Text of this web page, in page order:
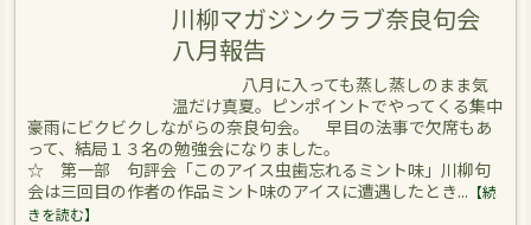
川柳マガジンクラブ奈良句会
八月報告
八月に入っても蒸し蒸しのまま気
温だけ真夏。ピンポイントでやってくる集中
豪雨にビクビクしながらの奈良句会。 早目の法事で欠席もあ
って、結局１３名の勉強会になりました。
☆ 第一部 句評会「このアイス虫歯忘れるミント味」川柳句
会は三回目の作者の作品ミント味のアイスに遭遇したとき... 【続
きを読む】